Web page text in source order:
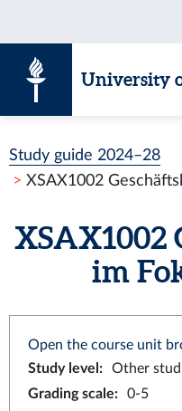
University
Study guide 2024–28
XSAX1002
XSAX1002
im
Open the course unit
Study level :
Other
Grading scale:
0-5